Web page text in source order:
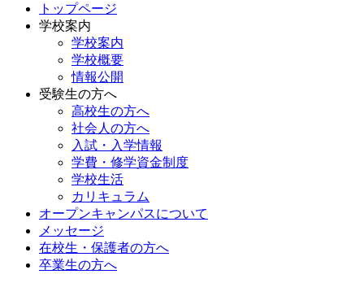
トップページ
学校案内
学校案内
学校概要
情報公開
受験生の方へ
高校生の方へ
社会人の方へ
入試・入学情報
学費・修学資金制度
学校生活
カリキュラム
オープンキャンパスについて
メッセージ
在校生・保護者の方へ
卒業生の方へ